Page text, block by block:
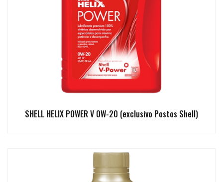
SHELL HELIX POWER V 0W-20 (exclusivo Postos Shell)